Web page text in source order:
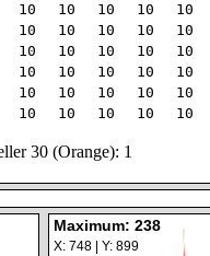
10 10 10 10 10
10 10 10 10 10
10 10 10 10 10
10 10 10 10 10
10 10 10 10 10
10 10 10 10 10
30 (Orange): 1
Maximum: 238
X: 748 | Y: 899